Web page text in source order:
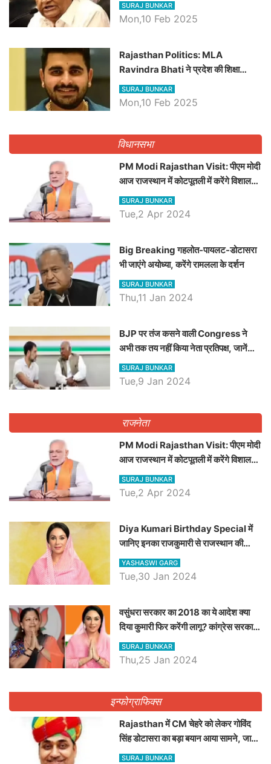
SURAJ BUNKAR
Mon,10 Feb 2025
Rajasthan Politics: MLA
Ravindra Bhati ने प्रदेश की शिक्षा
व्यवस्था पर उठाए सवाल, Madan
Dilawar पर हमला करते हुए गिनवाये खाली
SURAJ BUNKAR
Mon,10 Feb 2025
विधानसभा
PM Modi Rajasthan Visit: पीएम मोदी
आज राजस्थान में कोटपूतली में करेंगे विशाल
रैली, एक सभा से 8 सीटों पर साधेगें निशाना
SURAJ BUNKAR
Tue,2 Apr 2024
Big Breaking गहलोत-पायलट-डोटासरा
भी जाएंगे अयोध्या, करेंगे रामलला के दर्शन
SURAJ BUNKAR
Thu,11 Jan 2024
BJP पर तंज कसने वाली Congress ने
अभी तक तय नहीं किया नेता प्रतिपक्ष, जानें
कौन होगा दावेदार
SURAJ BUNKAR
Tue,9 Jan 2024
राजनेता
PM Modi Rajasthan Visit: पीएम मोदी
आज राजस्थान में कोटपूतली में करेंगे विशाल
रैली, एक सभा से 8 सीटों पर साधेगें निशाना
SURAJ BUNKAR
Tue,2 Apr 2024
Diya Kumari Birthday Special में
जानिए इनका राजकुमारी से राजस्थान की
डिप्टी सीएम बनने तक का सफर, एक क्लिक में
जाने पूरा जीवन परिचय
YASHASWI GARG
Tue,30 Jan 2024
वसुंधरा सरकार का 2018 का ये आदेश क्या
दिया कुमारी फिर करेंगी लागू? कांग्रेस सरकार
ने किया था निरस्त
SURAJ BUNKAR
Thu,25 Jan 2024
इन्फोग्राफिक्स
Rajasthan में CM चेहरे को लेकर गोविंद
सिंह डोटासरा का बड़ा बयान आया सामने, जानें
विचार
SURAJ BUNKAR